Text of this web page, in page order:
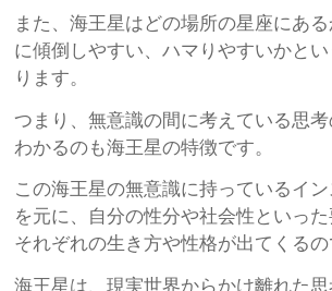
また、海王星はどの場所の星座にあ
に傾倒しやすい、ハマりやすいかと
ります。
つまり、無意識の間に考えている思
わかるのも海王星の特徴です。
この海王星の無意識に持っているイ
を元に、自分の性分や社会性といった
それぞれの生き方や性格が出てくるの
海王星は、現実世界からかけ離れた思